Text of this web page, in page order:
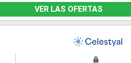
VER LAS OFERTAS